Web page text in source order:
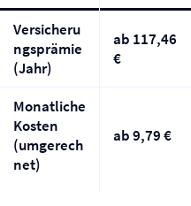
Versicheru
ngsprämie
(Jahr)
ab 117,46
€
Monatliche
Kosten
(umgerech
net)
ab 9,79 €